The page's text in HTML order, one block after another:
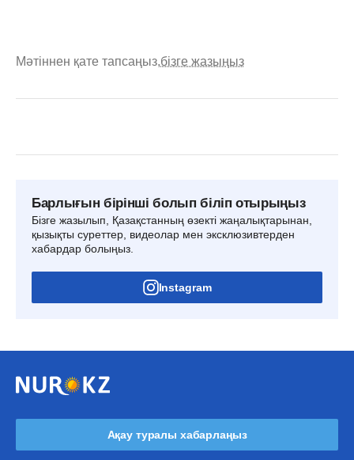
Мәтіннен қате тапсаңыз,бізге жазыңыз
Барлығын бірінші болып біліп отырыңыз
Бізге жазылып, Қазақстанның өзекті жаңалықтарынан,
қызықты суреттер, видеолар мен эксклюзивтерден
хабардар болыңыз.
Instagram
Ақау туралы хабарлаңыз